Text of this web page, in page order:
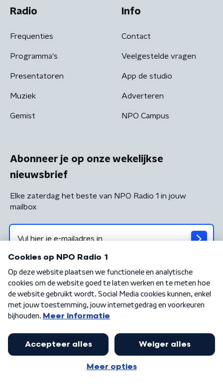
Radio
Frequenties
Programma's
Presentatoren
Muziek
Gemist
Info
Contact
Veelgestelde vragen
App de studio
Adverteren
NPO Campus
Abonneer je op onze wekelijkse
nieuwsbrief
Elke zaterdag het beste van NPO Radio 1 in jouw
mailbox
Algemene voorwaarden